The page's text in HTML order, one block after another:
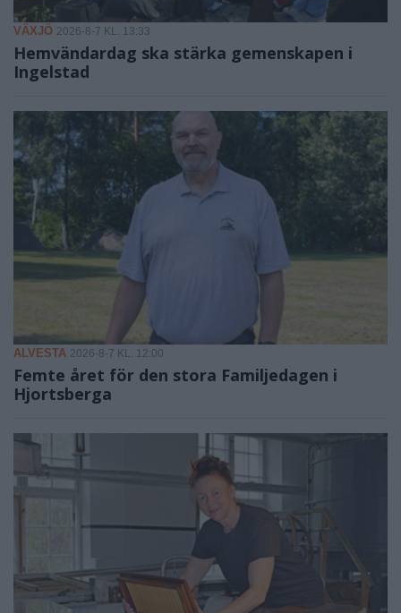
VÄXJÖ 2026-8-7 KL. 13:33
Hemvändardag ska stärka gemenskapen i
Ingelstad
ALVESTA 2026-8-7 KL. 12:00
Femte året för den stora Familjedagen i
Hjortsberga